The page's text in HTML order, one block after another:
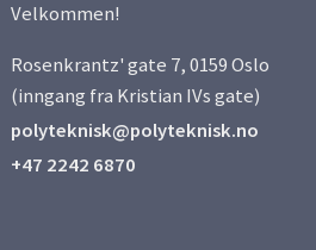
Side 7
Velkommen!
Rosenkrantz' gate 7, 0159 Oslo
(inngang fra Kristian IVs gate)
polyteknisk@polyteknisk.no
+47 2242 6870